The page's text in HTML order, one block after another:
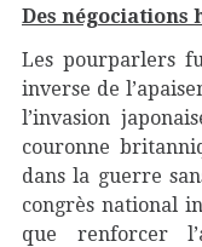
Des négociations
Les pourparlers
inverse de
l’invasion
couronne
dans la guerre
congrès national
que renforcer